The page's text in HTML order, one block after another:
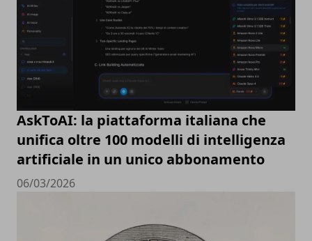
AskToAI: la piattaforma italiana che
unifica oltre 100 modelli di intelligenza
artificiale in un unico abbonamento
06/03/2026